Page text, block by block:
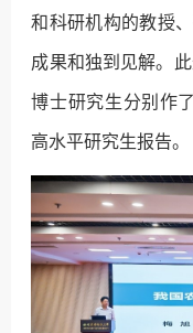
和科研机构的教授
成果和独到见解。
博士研究生分别作
高水平研究生报告。